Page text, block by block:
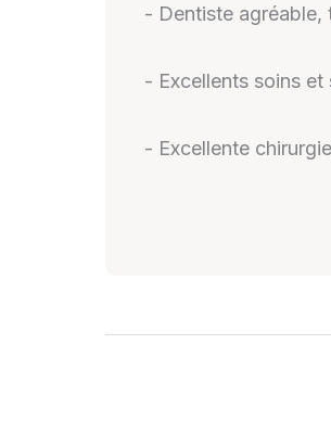
- Dentiste agréable,
- Excellents soins
- Excellente